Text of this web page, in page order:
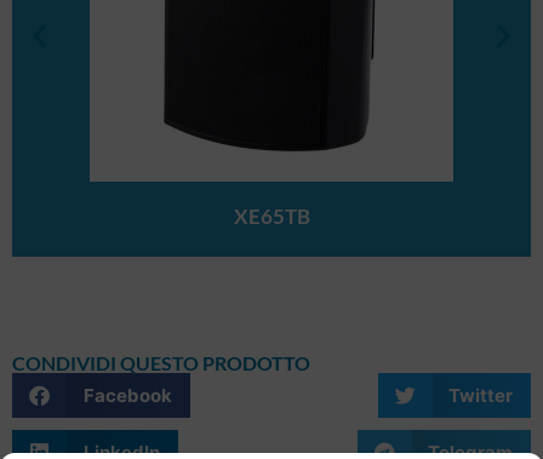
XE65TB
CONDIVIDI QUESTO PRODOTTO
Facebook
Twitter
LinkedIn Telegram